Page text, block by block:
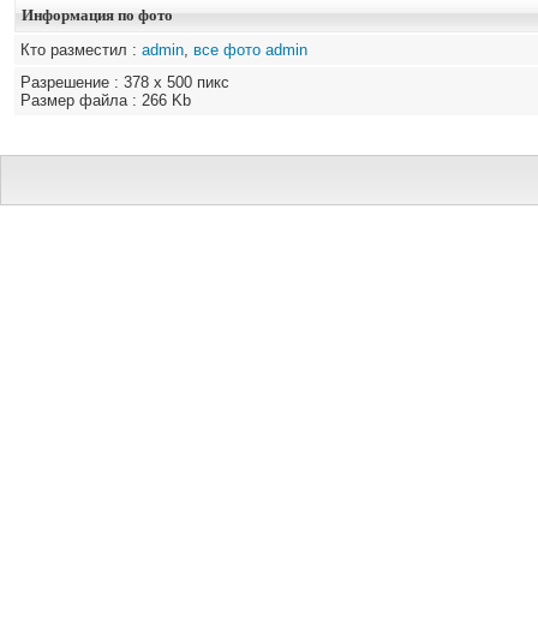
Информация по фото
Кто разместил : admin, все фото admin
Разрешение : 378 x 500 пикс
Размер файла : 266 Kb